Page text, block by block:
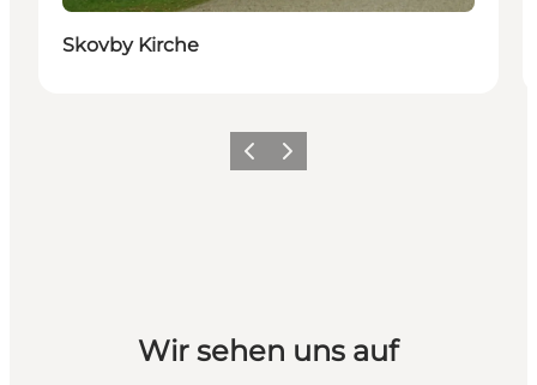
Skovby Kirche
Vorherige Folie
Nächste Folie
Wir sehen uns auf